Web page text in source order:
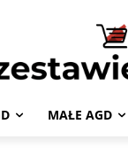
MAŁE AGD